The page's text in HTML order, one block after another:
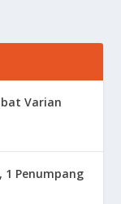
Varian
1 Penumpang